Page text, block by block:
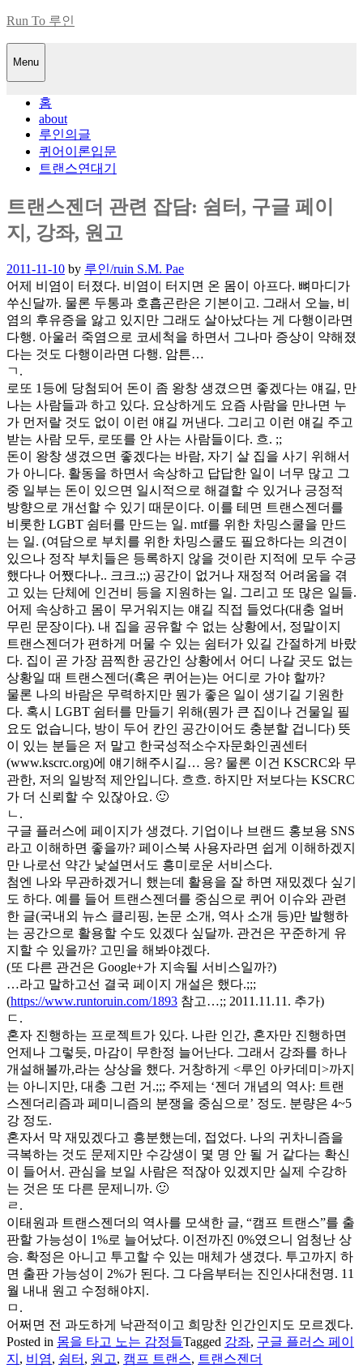
Skip
content
Run To 루인
Menu
홈
about
루인의글
퀴어이론입문
트랜스연대기
트랜스젠더 관련 잡담: 쉼터, 구글 페이
지, 강좌, 원고
Posted
on
2011-11-10 by 루인/ruin S.M. Pae
어제 비염이 터졌다. 비염이 터지면 온 몸이 아프다. 뼈마디가
쑤신달까. 물론 두통과 호흡곤란은 기본이고. 그래서 오늘, 비
염의 후유증을 앓고 있지만 그래도 살아났다는 게 다행이라면
다행. 아울러 죽염으로 코세척을 하면서 그나마 증상이 약해졌
다는 것도 다행이라면 다행. 암튼…
ㄱ.
로또 1등에 당첨되어 돈이 좀 왕창 생겼으면 좋겠다는 얘길, 만
나는 사람들과 하고 있다. 요상하게도 요즘 사람을 만나면 누
가 먼저랄 것도 없이 이런 얘길 꺼낸다. 그리고 이런 얘길 주고
받는 사람 모두, 로또를 안 사는 사람들이다. 흐. ;;
돈이 왕창 생겼으면 좋겠다는 바람, 자기 살 집을 사기 위해서
가 아니다. 활동을 하면서 속상하고 답답한 일이 너무 많고 그
중 일부는 돈이 있으면 일시적으로 해결할 수 있거나 긍정적
방향으로 개선할 수 있기 때문이다. 이를 테면 트랜스젠더를
비롯한 LGBT 쉼터를 만드는 일. mtf를 위한 차밍스쿨을 만드
는 일. (여담으로 부치를 위한 차밍스쿨도 필요하다는 의견이
있으나 정작 부치들은 등록하지 않을 것이란 지적에 모두 수긍
했다나 어쨌다나.. 크크.;;) 공간이 없거나 재정적 어려움을 겪
고 있는 단체에 인건비 등을 지원하는 일. 그리고 또 많은 일들.
어제 속상하고 몸이 무거워지는 얘길 직접 들었다(대충 얼버
무린 문장이다). 내 집을 공유할 수 없는 상황에서, 정말이지
트랜스젠더가 편하게 머물 수 있는 쉼터가 있길 간절하게 바랐
다. 집이 곧 가장 끔찍한 공간인 상황에서 어디 나갈 곳도 없는
상황일 때 트랜스젠더(혹은 퀴어는)는 어디로 가야 할까?
물론 나의 바람은 무력하지만 뭔가 좋은 일이 생기길 기원한
다. 혹시 LGBT 쉼터를 만들기 위해(뭔가 큰 집이나 건물일 필
요도 없습니다, 방이 두어 칸인 공간이어도 충분할 겁니다) 뜻
이 있는 분들은 저 말고 한국성적소수자문화인권센터
(www.kscrc.org)에 얘기해주시길… 응? 물론 이건 KSCRC와 무
관한, 저의 일방적 제안입니다. 흐흐. 하지만 저보다는 KSCRC
가 더 신뢰할 수 있잖아요. 🙂
ㄴ.
구글 플러스에 페이지가 생겼다. 기업이나 브랜드 홍보용 SNS
라고 이해하면 좋을까? 페이스북 사용자라면 쉽게 이해하겠지
만 나로선 약간 낯설면서도 흥미로운 서비스다.
첨엔 나와 무관하겠거니 했는데 활용을 잘 하면 재밌겠다 싶기
도 하다. 예를 들어 트랜스젠더를 중심으로 퀴어 이슈와 관련
한 글(국내외 뉴스 클리핑, 논문 소개, 역사 소개 등)만 발행하
는 공간으로 활용할 수도 있겠다 싶달까. 관건은 꾸준하게 유
지할 수 있을까? 고민을 해봐야겠다.
(또 다른 관건은 Google+가 지속될 서비스일까?)
…라고 말하고선 결국 페이지 개설은 했다.;;;
(https://www.runtoruin.com/1893 참고…;; 2011.11.11. 추가)
ㄷ.
혼자 진행하는 프로젝트가 있다. 나란 인간, 혼자만 진행하면
언제나 그렇듯, 마감이 무한정 늘어난다. 그래서 강좌를 하나
개설해볼까,라는 상상을 했다. 거창하게 <루인 아카데미>까지
는 아니지만, 대충 그런 거.;;; 주제는 ‘젠더 개념의 역사: 트랜
스젠더리즘과 페미니즘의 분쟁을 중심으로’ 정도. 분량은 4~5
강 정도.
혼자서 막 재밌겠다고 흥분했는데, 접었다. 나의 귀차니즘을
극복하는 것도 문제지만 수강생이 몇 명 안 될 거 같다는 확신
이 들어서. 관심을 보일 사람은 적잖아 있겠지만 실제 수강하
는 것은 또 다른 문제니까. 🙂
ㄹ.
이태원과 트랜스젠더의 역사를 모색한 글, “캠프 트랜스”를 출
판할 가능성이 1%로 늘어났다. 이전까진 0%였으니 엄청난 상
승. 확정은 아니고 투고할 수 있는 매체가 생겼다. 투고까지 하
면 출판 가능성이 2%가 된다. 그 다음부터는 진인사대천명. 11
월 내내 원고 수정해야지.
ㅁ.
어쩌면 전 과도하게 낙관적이고 희망찬 인간인지도 모르겠다.
Posted in 몸을 타고 노는 감정들Tagged 강좌, 구글 플러스 페이
지 , 비염, 쉼터 , 원고, 캠프 트랜스, 트랜스젠더